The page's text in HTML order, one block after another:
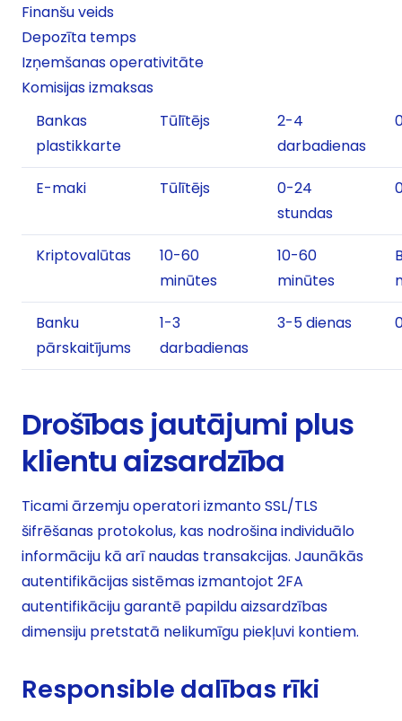
Finanšu veids
Depozīta temps
Izņemšanas operativitāte
Komisijas izmaksas
Bankas
plastikkarte
Tūlītējs
2-4
darbadienas
E-maki Tūlītējs
0-24
stundas
Kriptovalūtas
10-60
minūtes
10-60
minūtes
Banku
pārskaitījums
1-3
darbadienas
3-5 dienas
Drošības jautājumi plus
klientu aizsardzība
Ticami ārzemju operatori izmanto SSL/TLS
šifrēšanas protokolus, kas nodrošina individuālo
informāciju kā arī naudas transakcijas. Jaunākās
autentifikācijas sistēmas izmantojot 2FA
autentifikāciju garantē papildu aizsardzības
dimensiju pretstatā nelikumīgu piekļuvi kontiem.
Responsible dalības rīki